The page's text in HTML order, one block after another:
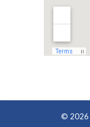
© 2026